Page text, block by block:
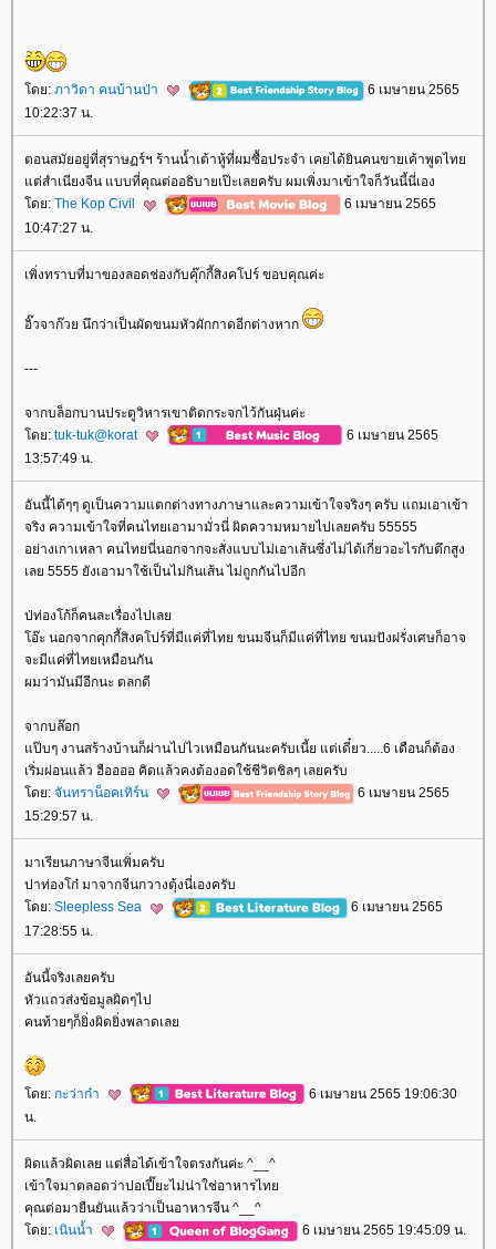
ดย: ภาวิดา คนบ้านป่า
6 เมษายน 2565
10:22:37 น.
ตอนสมัยอยู่ที่สุราษฏร์ฯ ร้านน้ำเต้าหู้ที่ผมซื้อประจำ เคยได้ยินคนขายเค้าพูดไท
ต่สำเนียงจีน แบบที่คุณต่ออธิบายเป๊ะเลยครับ ผมเพิ่งมาเข้าใจก็วันนี้นี่เอง
ดย: The Kop Civil
6 เมษายน 2565
10:47:27 น.
เพิ่งทราบที่มาของลอดช่องกับคุ๊กกี้สิงคโปร์ ขอบคุณค่ะ
อิ๊วจาก๊วย นึกว่าเป็นผัดขนมหัวผักกาดอีกต่างหาก
---
จากบล็อกบานประตูวิหารเขาติดกระจกไว้กันฝุ่นค่ะ
ดย: tuk-tuk@korat
6 เมษายน 2565
13:57:49 น.
อันนี้ได้ๆๆ ดูเป็นความแตกต่างทางภาษาและความเข้าใจจริงๆ ครับ แถมเอาเข้า
จริง ความเข้าใจที่คนไทยเอามามั่วนี่ ผิดความหมายไปเลยครับ 55555
อย่างเกาเหลา คนไทยนี่นอกจากจะสั่งแบบไม่เอาเส้นซึ่งไม่ได้เกี่ยวอะไรกับตึกสูง
เลย 5555 ยังเอามาใช้เป็นไม่กินเส้น ไม่ถูกกันไปอีก
ป่ท่องโก้ก็คนละเรื่องไปเล
อ๊ะ นอกจากคุกกี้สิงคโปร์ที่มีแค่ที่ไทย ขนมจีนก็มีแค่ที่ไทย ขนมปังฝรั่งเศษก็อาจ
จะมีแค่ที่ไทยเหมือนกัน
ผมว่ามันมีอีกนะ ตลกดี
จากบล๊อก
ป๊บๆ งานสร้างบ้านก็ผ่านไปไวเหมือนกันนะครับเนี้ย แต่เดี๋ยว.....6 เดือนก็ต้อง
เริ่มผ่อนแล้ว ฮืออออ คิดแล้วคงต้องอดใช้ชีวิตชิลๆ เลยครับ
ดย: จันทราน็อคเทิร์น
6 เมษายน 2565
15:29:57 น.
มาเรียนภาษาจีนเพิ่มครับ
ปาท่องโก๋ มาจากจีนกวางตุ้งนี่เองครับ
ดย: Sleepless Sea
6 เมษายน 2565
17:28:55 น.
อันนี้จริงเลยครับ
หัวแถวส่งข้อมูลผิดๆไป
คนท้ายๆก็ยิ่งผิดยิ่งพลาดเล
ดย: กะว่าก๋า
6 เมษายน 2565 19:06:30
น.
ผิดแล้วผิดเลย แต่สื่อได้เข้าใจตรงกันค่ะ ^__^
เข้าใจมาตลอดว่าปอเปี๊ยะไม่น่าใช่อาหารไท
คุณต่อมายืนยันแล้วว่าเป็นอาหารจีน ^__^
ดย: เนินน้ำ 6 เมษายน 2565 19:45:09 น.